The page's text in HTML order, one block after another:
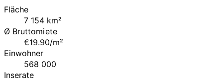
Fläche
7 154 km²
Ø Bruttomiete
€19.90/m²
Einwohner
568 000
Inserate